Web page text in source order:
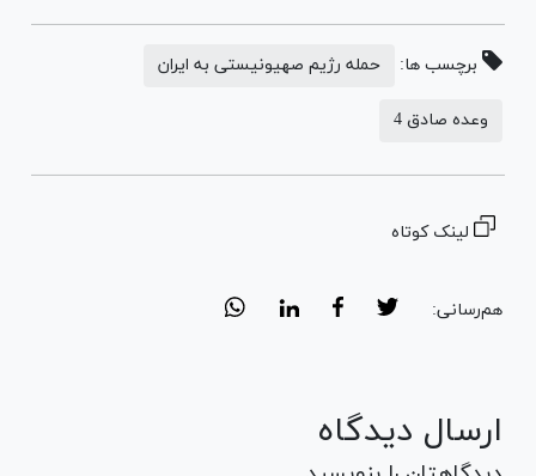
برچسب ها: حمله رژیم صهیونیستی به ایران
وعده صادق 4
لینک کوتاه
هم‌رسانی:
ارسال دیدگاه